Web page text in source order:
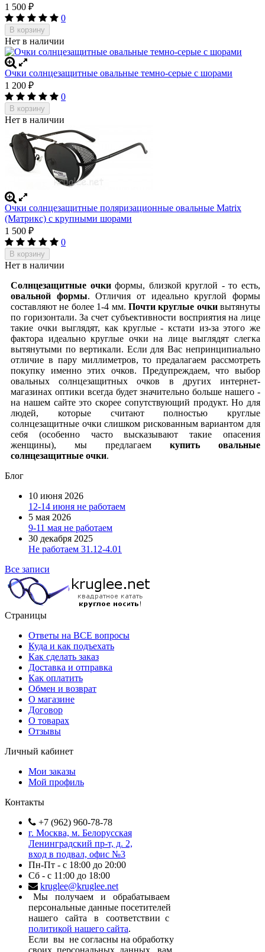
1 500 ₽
0
В корзину
Нет в наличии
Очки солнцезащитные овальные темно-серые с шорами
1 200 ₽
0
В корзину
Нет в наличии
Очки солнцезащитные поляризационные овальные Matrix
(Матрикс) с крупными шорами
1 500 ₽
0
В корзину
Нет в наличии
Солнцезащитные очкиформы, близкой круглой - то есть,
овальной формы. Отличия от идеально круглой формы
составляют не более 1-4 мм. Почти круглые очкивытянуты
по горизонтали. За счет субъективности восприятия на лице
такие очки выглядят, как круглые - кстати из-за этого же
фактора идеально круглые очки на лице выглядят слегка
вытянутыми по вертикали. Если для Вас непринципиально
отличие в пару миллиметров, то предалагаем рассмотреть
покупку именно этих очков. Предупреждаем, что выбор
овальных солнцезащитных очков в других интернет-
магазинах оптики всегда будет значительно больше нашего -
на нашем сайте это скорее сопутствующий продукт. Но для
людей, которые считают полностью круглые
солнцезащитные очки слишком рискованным вариантом для
себя (особенно часто высказывают такие опасения
женщины), мы предлагаем купить овальные
солнцезащитные очки.
Блог
10 июня 2026
12-14 июня не работаем
5 мая 2026
9-11 мая не работаем
30 декабря 2025
Не работаем 31.12-4.01
Все записи
Страницы
Ответы на ВСЕ вопросы
Куда и как подъехать
Как сделать заказ
Доставка и отправка
Как оплатить
Обмен и возврат
О магазине
Договор
О товарах
Отзывы
Личный кабинет
Мои заказы
Мой профиль
Контакты
+7 (962) 960-78-78
г. Москва, м. Белорусская
Ленинградский пр-т, д. 2,
вход в подвал, офис №3
Пн-Пт - с 18:00 до 20:00
Сб - с 11:00 до 18:00
kruglee@kruglee.net
Мы получаем и обрабатываем
персональные данные посетителей
нашего сайта в соответствии с
политикой нашего сайта.
Если вы не согласны на обработку
своих персональных данных, вам